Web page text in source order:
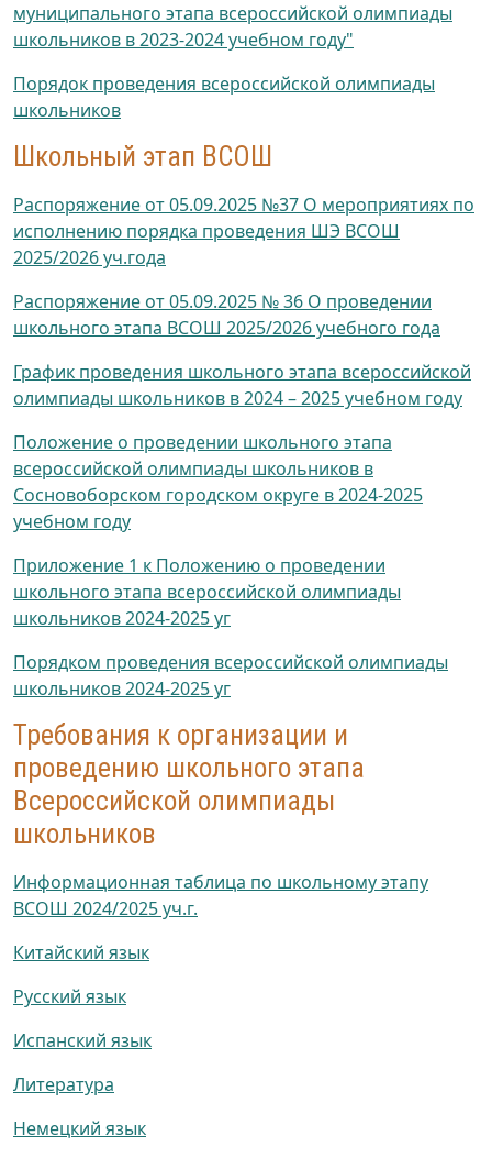
муниципального этапа всероссийской олимпиады
школьников в 2023-2024 учебном году"
Порядок проведения всероссийской олимпиады
школьников
Школьный этап ВСОШ
Распоряжение от 05.09.2025 №37 О мероприятиях по
исполнению порядка проведения ШЭ ВСОШ
2025/2026 уч.года
Распоряжение от 05.09.2025 № 36 О проведении
школьного этапа ВСОШ 2025/2026 учебного года
График проведения школьного этапа всероссийской
олимпиады школьников в 2024 – 2025 учебном году
Положение о проведении школьного этапа
всероссийской олимпиады школьников в
Сосновоборском городском округе в 2024-2025
учебном году
Приложение 1 к Положению о проведении
школьного этапа всероссийской олимпиады
школьников 2024-2025 уг
Порядком проведения всероссийской олимпиады
школьников 2024-2025 уг
Требования к организации и
проведению школьного этапа
Всероссийской олимпиады
школьников
Информационная таблица по школьному этапу
ВСОШ 2024/2025 уч.г.
Китайский язык
Русский язык
Испанский язык
Литература
Немецкий язык